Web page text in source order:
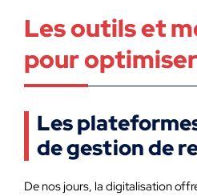
Les outils et
pour
Les
de gestion de
De nos jours, la digitalisation